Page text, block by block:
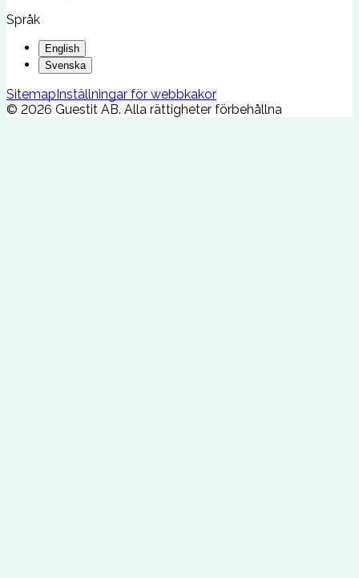
Språk
English
Svenska
SitemapInställningar för webbkakor
© 2026 Guestit AB. Alla rättigheter förbehållna